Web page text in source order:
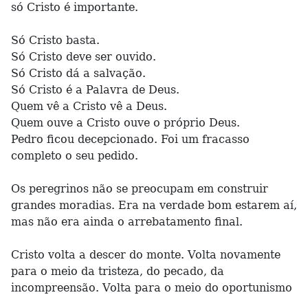
só Cristo é importante.
Só Cristo basta.
Só Cristo deve ser ouvido.
Só Cristo dá a salvação.
Só Cristo é a Palavra de Deus.
Quem vê a Cristo vê a Deus.
Quem ouve a Cristo ouve o próprio Deus.
Pedro ficou decepcionado. Foi um fracasso
completo o seu pedido.
Os peregrinos não se preocupam em construir
grandes moradias. Era na verdade bom estarem aí,
mas não era ainda o arrebatamento final.
Cristo volta a descer do monte. Volta novamente
para o meio da tristeza, do pecado, da
incompreensão. Volta para o meio do oportunismo